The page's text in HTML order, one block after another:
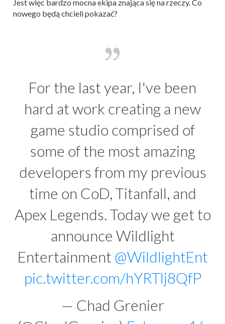
Jest więc bardzo mocna ekipa znająca się na rzeczy. Co
nowego będą chcieli pokazać?
For the last year, I've been
hard at work creating a new
game studio comprised of
some of the most amazing
developers from my previous
time on CoD, Titanfall, and
Apex Legends. Today we get to
announce Wildlight
Entertainment @WildlightEnt
pic.twitter.com/hYRTlj8QfP
— Chad Grenier